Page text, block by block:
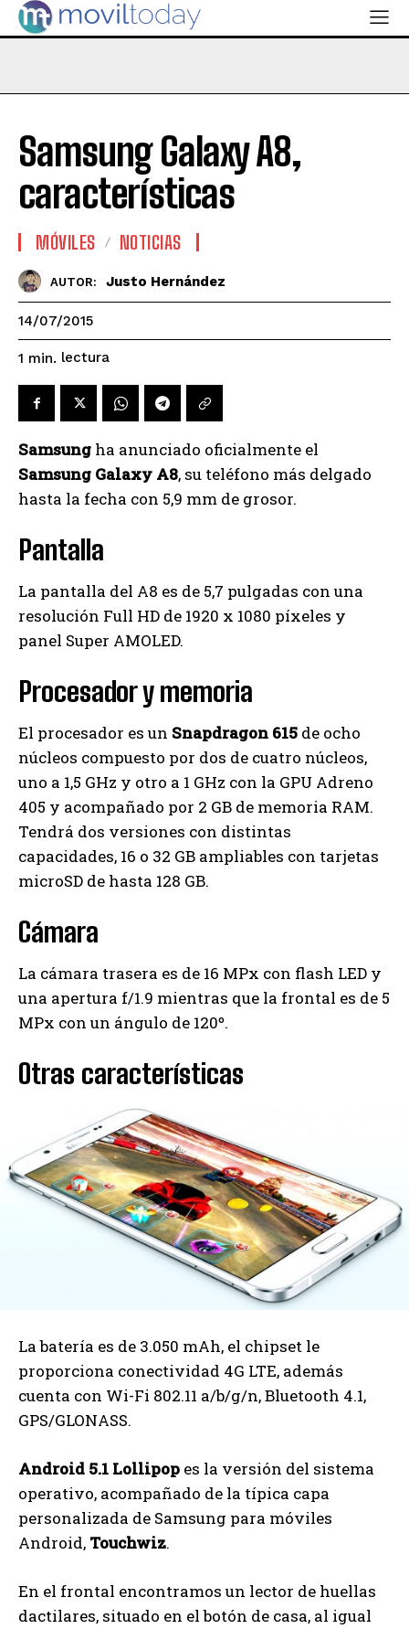
Samsung Galaxy A8,
características
MÓVILES NOTICIAS
AUTOR: Justo Hernández
14/07/2015
1 min. lectura
Samsung ha anunciado oficialmente el
Samsung Galaxy A8, su teléfono más delgado
hasta la fecha con 5,9 mm de grosor.
Pantalla
La pantalla del A8 es de 5,7 pulgadas con una
resolución Full HD de 1920 x 1080 píxeles y
panel Super AMOLED.
Procesador y memoria
El procesador es un Snapdragon 615 de ocho
núcleos compuesto por dos de cuatro núcleos,
uno a 1,5 GHz y otro a 1 GHz con la GPU Adreno
405 y acompañado por 2 GB de memoria RAM.
Tendrá dos versiones con distintas
capacidades, 16 o 32 GB ampliables con tarjetas
microSD de hasta 128 GB.
Cámara
La cámara trasera es de 16 MPx con flash LED y
una apertura f/1.9 mientras que la frontal es de 5
MPx con un ángulo de 120º.
Otras características
La batería es de 3.050 mAh, el chipset le
proporciona conectividad 4G LTE, además
cuenta con Wi-Fi 802.11 a/b/g/n, Bluetooth 4.1,
GPS/GLONASS.
Android 5.1 Lollipop es la versión del sistema
operativo, acompañado de la típica capa
personalizada de Samsung para móviles
Android, Touchwiz.
En el frontal encontramos un lector de huellas
dactilares, situado en el botón de casa, al igual